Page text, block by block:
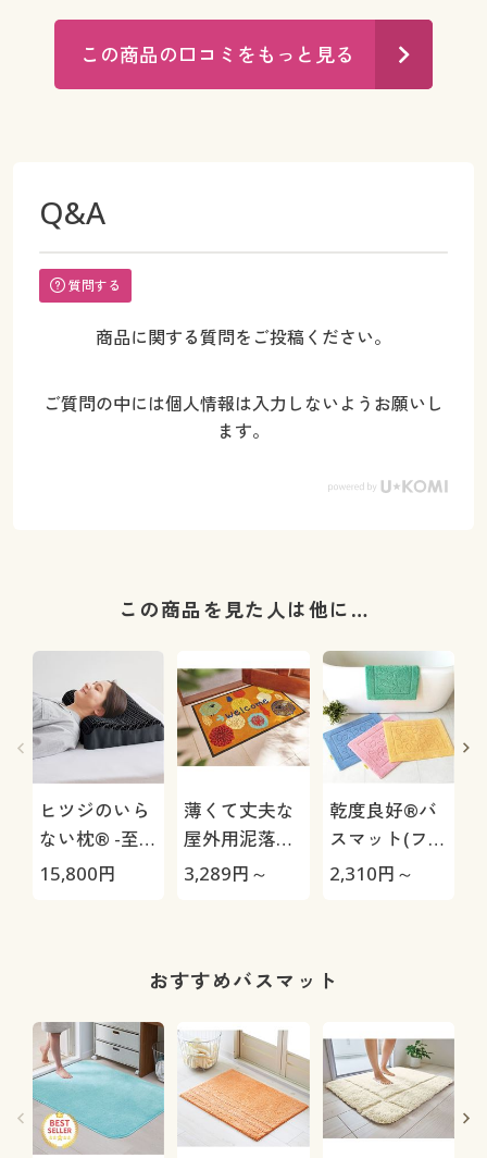
この商品の口コミをもっと見る
Q&A
質問する
商品に関する質問をご投稿ください。
ご質問の中には個人情報は入力しないようお願いし
ます。
この商品を見た人は他に…
ヒツジのいら
ない枕® -至
極-
15,800円
薄くて丈夫な
屋外用泥落と
しマット
3,289円～
乾度良好®バ
スマット(ファ
イン)
2,310円～
おすすめバスマット